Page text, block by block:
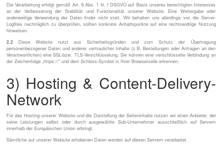
Die Verarbeitung erfolgt gemäß Art. 6 Abs. 1 lit. f DSGVO auf Basis unseres berechtigten Interesses
an der Verbesserung der Stabilität und Funktionalität unserer Website. Eine Weitergabe oder
anderweitige Verwendung der Daten findet nicht statt. Wir behalten uns allerdings vor, die Server-
Logfiles nachträglich zu überprüfen, sollten konkrete Anhaltspunkte auf eine rechtswidrige Nutzung
hinweisen.
2.2Diese Website nutzt aus Sicherheitsgründen und zum Schutz der Übertragung
personenbezogener Daten und anderer vertraulicher Inhalte (z.B. Bestellungen oder Anfragen an den
Verantwortlichen) eine SSL-bzw. TLS-Verschlüsselung. Sie können eine verschlüsselte Verbindung an
der Zeichenfolge „https://“ und dem Schloss-Symbol in Ihrer Browserzeile erkennen.
3) Hosting & Content-Delivery-
Network
Für das Hosting unserer Website und die Darstellung der Seiteninhalte nutzen wir einen Anbieter, der
seine Leistungen selbst oder durch ausgewählte Sub-Unternehmer ausschließlich auf Servern
innerhalb der Europäischen Union erbringt.
Sämtliche auf unserer Website erhobenen Daten werden auf diesen Servern verarbeitet.